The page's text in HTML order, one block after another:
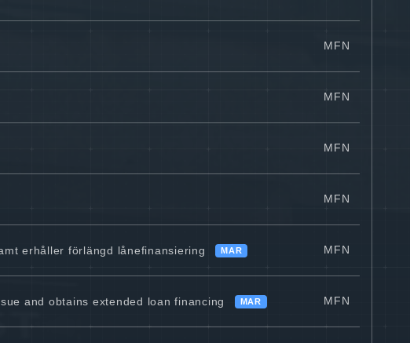
MFN
MFN
MFN
MFN
erhåller förlängd lånefinansiering MAR MFN
and obtains extended loan financing MAR MFN